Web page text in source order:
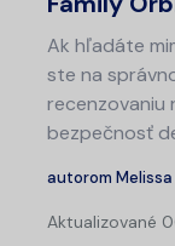
Ak hľadáte
ste na
recenzovaniu
bezpečnosť
autorom Melissa
Aktualizované